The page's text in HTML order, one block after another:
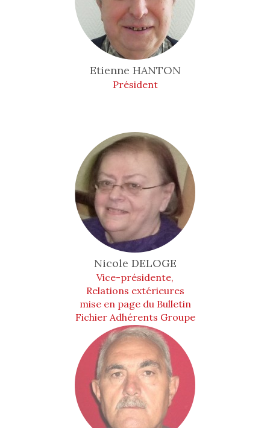
Etienne HANTON
Président
Nicole DELOGE
Vice-présidente,
Relations extérieures
mise en page du Bulletin
Fichier Adhérents Groupe
Animation